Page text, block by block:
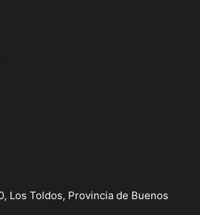
Los Toldos, Provincia de Buenos